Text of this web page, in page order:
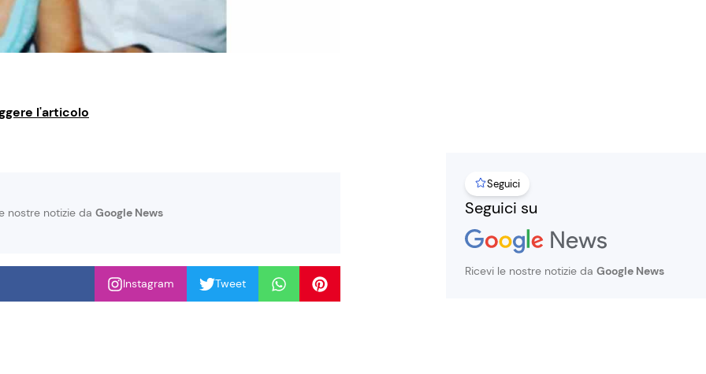
l'articolo
nostre notizie da Google News
Instagram Tweet
Seguici
Seguici su
Ricevi le nostre notizie da Google News